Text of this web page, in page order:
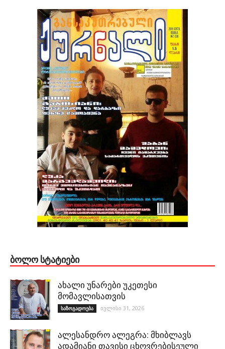
ᲑᲝᲚᲝ ᲡᲢᲐᲢᲘᲔᲑᲘ
ახალი უნარები უკეთესი
მომავლისათვის
საზოგადოება ივლისი 31, 2026
ალესანდრო ალეგრა: მხიბლავს
ადამიანი თავისი ცხოვრებისეული